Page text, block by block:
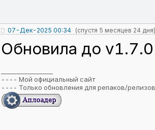
07-Дек-2025 00:34 (спустя 5 месяцев 24 дня)
Обновила до
---- Мой официальный сайт
---- Только обновления для репаков/релизов